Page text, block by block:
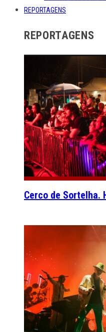
REPORTAGENS
REPORTAGENS
Cerco de